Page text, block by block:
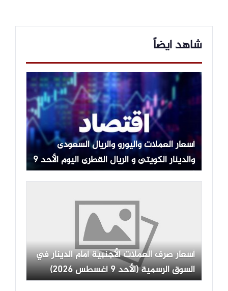
شاهد ايضاً
أسعار العملات واليورو والريال السعودى
والدينار الكويتى و الريال القطرى اليوم الأحد 9
أغسطس 2026
أسعار صرف العملات الأجنبية أمام الدينار في
السوق الرسمية (الأحد 9 أغسطس 2026)